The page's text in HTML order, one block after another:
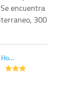
encuentra
300